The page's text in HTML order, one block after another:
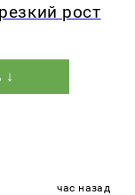
рост
↓
час назад